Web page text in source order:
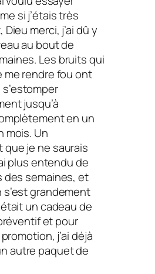
si j’étais très
merci, j’ai dû y
au bout de
Les bruits qui
me rendre fou ont
jusqu’à
en un
mois. Un
je ne saurais
plus entendu de
des semaines, et
grandement
un cadeau de
et pour
j’ai déjà
autre paquet de